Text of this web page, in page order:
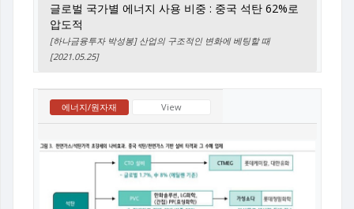
글로벌 국가별 에너지 사용 비중 : 중국 석탄 62%로
압도적
[하나금융투자 박성봉] 산업의 구조적인 변화에 베팅할 때
[2021.05.25]
에너지/원자재 View